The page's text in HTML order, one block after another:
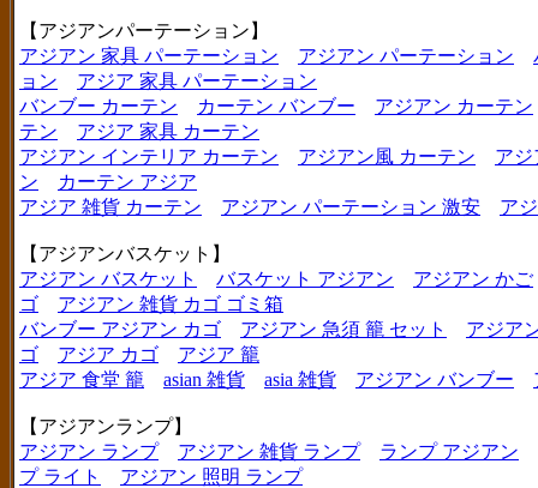
【アジアンパーテーション】
アジアン 家具 パーテーション
アジアン パーテーション
ョン
アジア 家具 パーテーション
バンブー カーテン
カーテン バンブー
アジアン カーテン
テン
アジア 家具 カーテン
アジアン インテリア カーテン
アジアン風 カーテン
アジ
ン
カーテン アジア
アジア 雑貨 カーテン
アジアン パーテーション 激安 ア
【アジアンバスケット】
アジアン バスケット
バスケット アジアン
アジアン かご
ゴ
アジアン 雑貨 カゴ ゴミ箱
バンブー アジアン カゴ
アジアン 急須 籠 セット
アジア
ゴ
アジア カゴ
アジア 籠
アジア 食堂 籠
asian 雑貨 asia 雑貨 アジアン バンブー
【アジアンランプ】
アジアン ランプ
アジアン 雑貨 ランプ
ランプ アジアン
プ ライト
アジアン 照明 ランプ